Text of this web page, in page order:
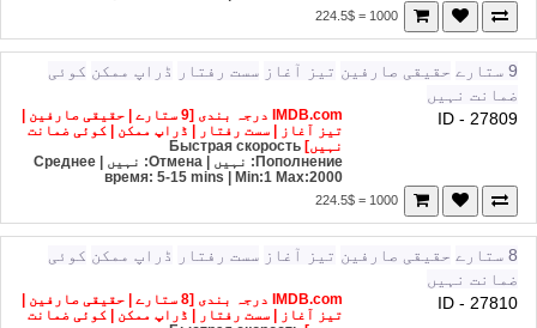
1000 = 224.5$
9 ستارے حقیقی صارفین تیز آغاز سست رفتار ڈراپ ممکن کوئی
ضمانت نہیں
IMDB.com درجہ بندی [9 ستارے | حقیقی صارفین |
تیز آغاز | سست رفتار | ڈراپ ممکن | کوئی ضمانت
نہیں] Быстрая скорость
Пополнение: نہیں | Отмена: نہیں | Среднее
время: 5-15 mins
| Min:1 Max:2000
ID - 27809
1000 = 224.5$
8 ستارے حقیقی صارفین تیز آغاز سست رفتار ڈراپ ممکن کوئی
ضمانت نہیں
IMDB.com درجہ بندی [8 ستارے | حقیقی صارفین |
تیز آغاز | سست رفتار | ڈراپ ممکن | کوئی ضمانت
ID - 27810